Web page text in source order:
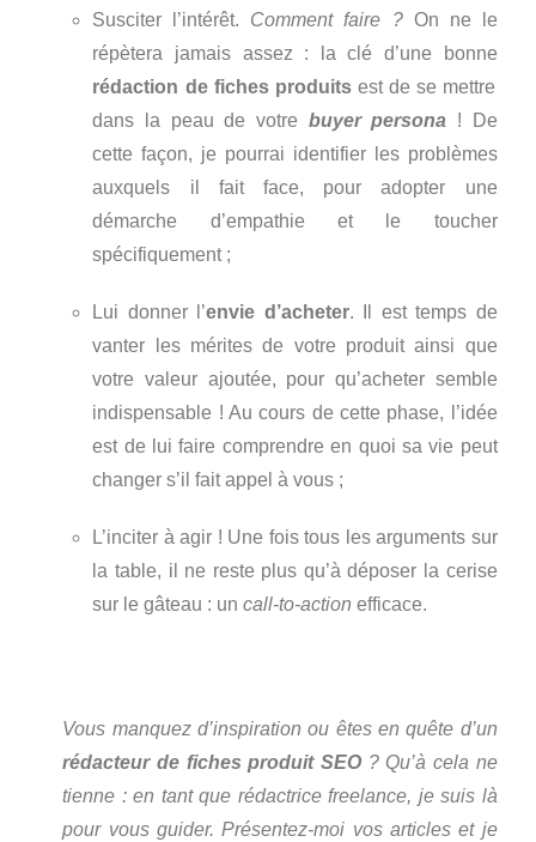
Susciter l’intérêt. Comment faire ?On ne le
répètera jamais assez : la clé d’une bonne
rédaction de fiches produitsest de se mettre
dans la peau de votre buyer persona ! De
cette façon, je pourrai identifier les problèmes
auxquels il fait face, pour adopter une
démarche d’empathie et le toucher
spécifiquement ;
Lui donner l’envie d’acheter. Il est temps de
vanter les mérites de votre produit ainsi que
votre valeur ajoutée, pour qu’acheter semble
indispensable ! Au cours de cette phase, l’idée
est de lui faire comprendre en quoi sa vie peut
changer s’il fait appel à vous ;
L’inciter à agir ! Une fois tous les arguments sur
la table, il ne reste plus qu’à déposer la cerise
sur le gâteau : uncall-to-action efficace.
Vous manquez d’inspiration ou êtes en quête d’un
rédacteur de fiches produit SEO ? Qu’à cela ne
tienne : en tant que rédactrice freelance, je suis là
pour vous guider. Présentez-moi vos articles et je